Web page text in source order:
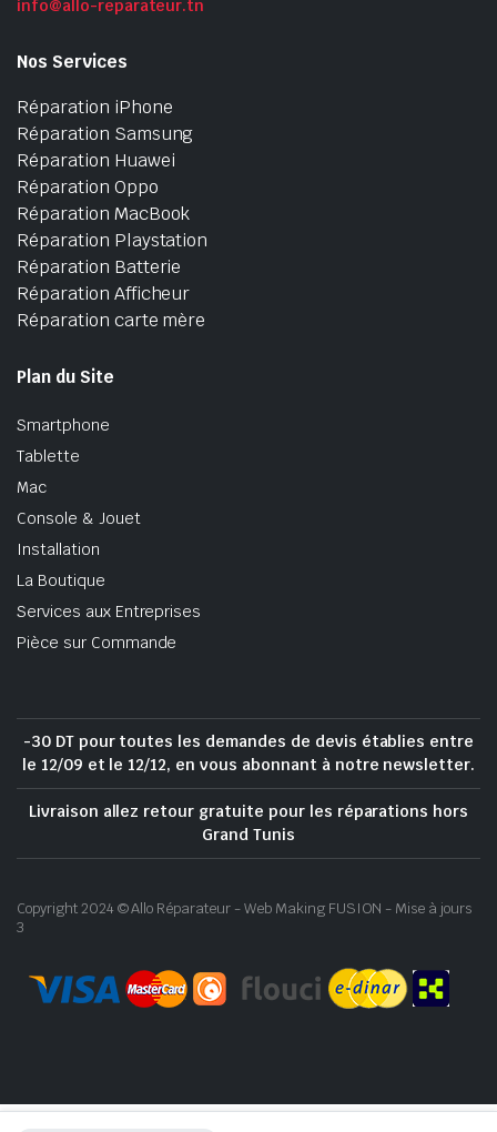
info@allo-reparateur.tn
Nos Services
Réparation iPhone
Réparation Samsung
Réparation Huawei
Réparation Oppo
Réparation MacBook
Réparation Playstation
Réparation Batterie
Réparation Afficheur
Réparation carte mère
Plan du Site
Smartphone
Tablette
Mac
Console & Jouet
Installation
La Boutique
Services aux Entreprises
Pièce sur Commande
-30 DT pour toutes les demandes de devis établies entre
le 12/09 et le 12/12, en vous abonnant à notre newsletter.
Livraison allez retour gratuite pour les réparations hors
Grand Tunis
Copyright 2024 © Allo Réparateur - Web Making FUSION - Mise à jours
3